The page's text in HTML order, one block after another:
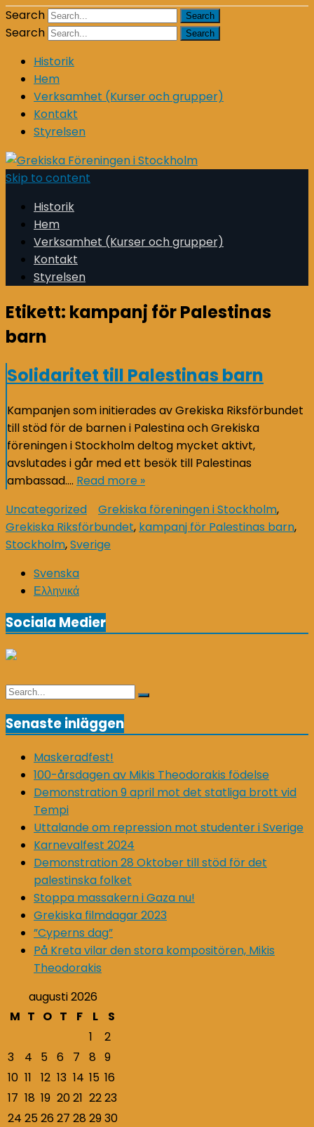
Search
Search
Historik
Hem
Verksamhet (Kurser och grupper)
Kontakt
Styrelsen
Skip to content
Historik
Hem
Verksamhet (Kurser och grupper)
Kontakt
Styrelsen
Etikett: kampanj för Palestinas
barn
Solidaritet till Palestinas barn
Kampanjen som initierades av Grekiska Riksförbundet
till stöd för de barnen i Palestina och Grekiska
föreningen i Stockholm deltog mycket aktivt,
avslutades i går med ett besök till Palestinas
ambassad…. Read more »
Uncategorized
Grekiska föreningen i Stockholm,
Grekiska Riksförbundet, kampanj för Palestinas barn,
Stockholm,Sverige
Svenska
Ελληνικά
Sociala Medier
Search
Search
Senaste inläggen
Maskeradfest!
100-årsdagen av Mikis Theodorakis födelse
Demonstration 9 april mot det statliga brott vid
Tempi
Uttalande om repression mot studenter i Sverige
Karnevalfest 2024
Demonstration 28 Oktober till stöd för det
palestinska folket
Stoppa massakern i Gaza nu!
Grekiska filmdagar 2023
”Cyperns dag”
På Kreta vilar den stora kompositören, Mikis
Theodorakis
augusti 2026
M T O T F L
S
1
2
3
4 5 6 7 8 9
10 11 12 13 14 15 16
17 18 19 2021 2223
24 2526 27 28 2930